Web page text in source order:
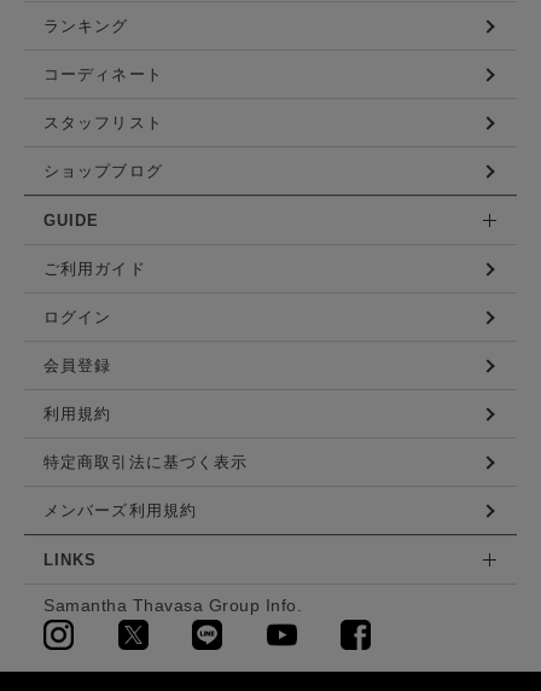
ランキング
コーディネート
スタッフリスト
ショップブログ
GUIDE
ご利用ガイド
ログイン
会員登録
利用規約
特定商取引法に基づく表示
メンバーズ利用規約
LINKS
Samantha Thavasa Group Info.